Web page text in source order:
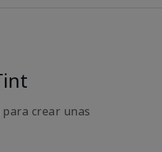
crear unas